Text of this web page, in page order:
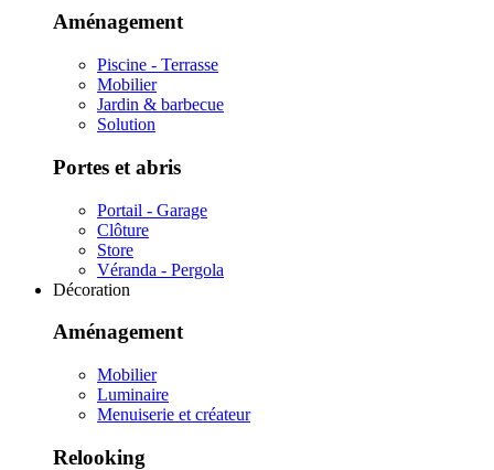
Aménagement
Piscine - Terrasse
Mobilier
Jardin & barbecue
Solution
Portes et abris
Portail - Garage
Clôture
Store
Véranda - Pergola
Décoration
Aménagement
Mobilier
Luminaire
Menuiserie et créateur
Relooking